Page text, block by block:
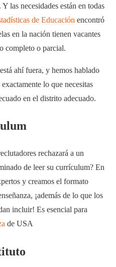
las necesidades están en todas
de Educación encontró
en la nación tienen vacantes
completo o parcial.
ahí fuera, y hemos hablado
lo que necesitas
en el distrito adecuado.
rechazará a un
de leer su currículum? En
y creamos el formato
¡además de lo que los
incluir! Es esencial para
de USA